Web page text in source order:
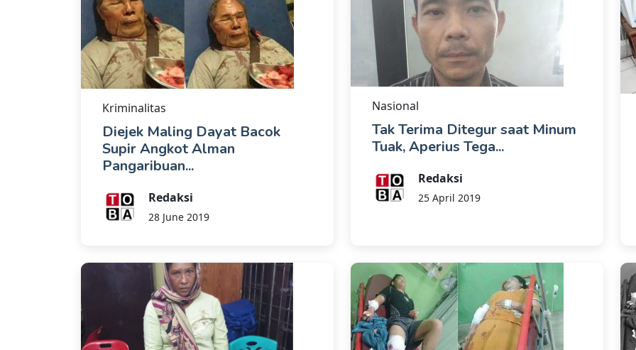
Kriminalitas
Diejek Maling Dayat Bacok
Supir Angkot Alman
Pangaribuan...
Redaksi
28 June 2019
Nasional
Tak Terima Ditegur saat Minum
Tuak, Aperius Tega...
Redaksi
25 April 2019